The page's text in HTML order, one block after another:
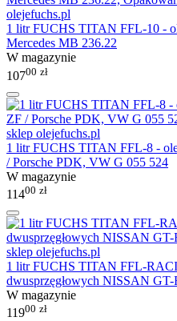
1 litr FUCHS TITAN FFL-10 -
Mercedes MB 236.22
W magazynie
10700 zł
1 litr FUCHS TITAN FFL-8 -
/ Porsche PDK, VW G 055 524
W magazynie
11400 zł
1 litr FUCHS TITAN FFL-
dwusprzęgłowych NISSAN GT-
W magazynie
11900 zł